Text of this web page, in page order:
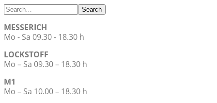
Search
MESSERICH
Mo - Sa 09.30 - 18.30 h
LOCKSTOFF
Mo – Sa 09.30 – 18.30 h
M1
Mo – Sa 10.00 – 18.30 h